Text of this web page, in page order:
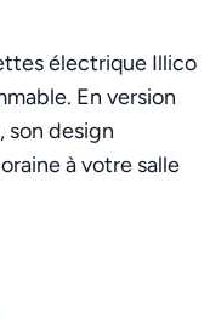
électrique Illico
En version
son design
à votre salle